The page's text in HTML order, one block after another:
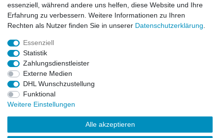
© Copyright 2026 | Alle Rechte vorbehalten. HL-
Handelsgesellschaft mbH.
Alle Markennamen, Warenzeichen sowie sämtliche Produktbilder
und Beschreibungen sind Eigentum Ihrer rechtmäßigen
Eigentümer und dienen hier nur der Beschreibung.
Preise nur für registrierte Händler, ansonsten zeigt der Shop 0,00
€
LEGO, das LEGO Logo, die Minifigur, DUPLO, LEGENDS OF
CHIMA, NINJAGO, BIONICLE, MINDSTORMS und MIXELS sind
essenziell, während andere uns helfen, diese Website und Ihre
Erfahrung zu verbessern. Weitere Informationen zu Ihren
Rechten als Nutzer finden Sie in unserer Daten­schutz­erklärung
Essenziell
Statistik
Zahlungsdienstleister
Externe Medien
DHL Wunschzustellung
Funktional
Weitere Einstellungen
Alle akzeptieren